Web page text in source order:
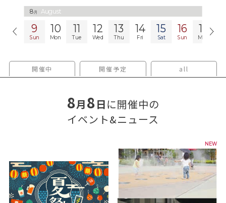
8 月 August
8 月 August
9
Sun
10
Mon
11
Tue
12
Wed
13
Thu
14
Fri
15
Sat
16
Sun
17
Mon
開催中 開催予定 all
8月8日に開催中の
イベント&ニュース
NEW